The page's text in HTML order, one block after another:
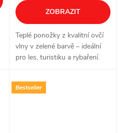
ZOBRAZIT
Teplé ponožky z kvalitní ovčí
vlny v zelené barvě – ideální
pro les, turistiku a rybaření.
Bestseller